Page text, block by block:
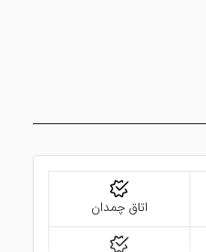
اتاق چمدان